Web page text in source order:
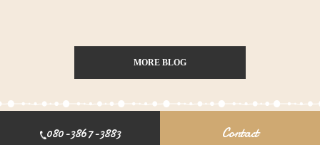
MORE BLOG
080-3867-3883 Contact